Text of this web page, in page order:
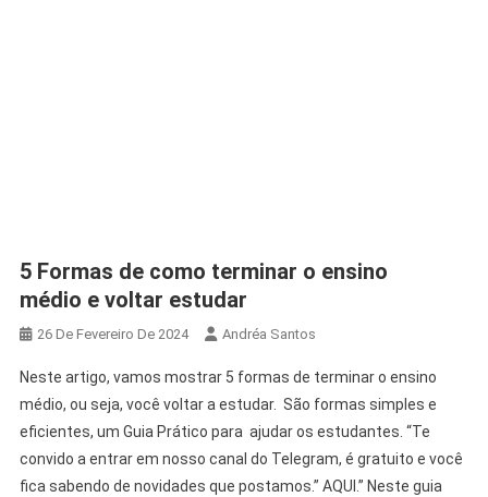
5 Formas de como terminar o ensino
médio e voltar estudar
26 De Fevereiro De 2024 Andréa Santos
Neste artigo, vamos mostrar 5 formas de terminar o ensino
médio, ou seja, você voltar a estudar. São formas simples e
eficientes, um Guia Prático para ajudar os estudantes. “Te
convido a entrar em nosso canal do Telegram, é gratuito e você
fica sabendo de novidades que postamos.” AQUI.” Neste guia